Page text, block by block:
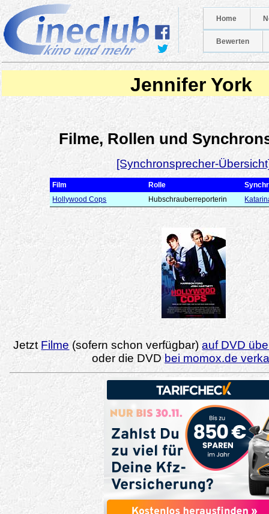
Home
Bewerten
Jennifer York
Filme, Rollen und
[Synchronsprecher-
Film Rolle
Hollywood Cops
Hubschrauberreporterin
Jetzt Filme (sofern schon verfügbar)auf DVD
oder die DVD bei momox.de